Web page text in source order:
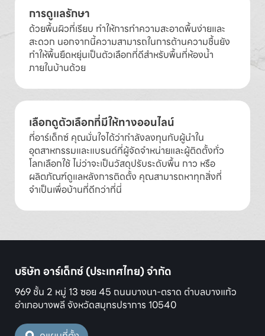
การดูแลรักษา
ด้วยพื้นผิวที่เรียบ ทำให้การทำความสะอาดพื้นง่ายและ
สะดวก นอกจากนี้ความสามารถในการต้านความชื้นยัง
ทำให้พื้นยืดหยุ่นเป็นตัวเลือกที่ดีสำหรับพื้นที่ห้องน้ำ
ภายในบ้านด้วย
เลือกดูตัวเลือกที่มีให้ทางออนไลน์
ที่อาร์เด็กซ์ คุณมั่นใจได้ว่ากำลังลงทุนกับผู้นำใน
อุตสาหกรรมและแบรนด์ที่ผู้จัดจำหน่ายและผู้ติดตั้งทั่ว
โลกเลือกใช้ ไม่ว่าจะเป็นวัสดุปรับระดับพื้น กาว หรือ
ผลิตภัณฑ์ดูแลหลังการติดตั้ง คุณสามารถหาทุกสิ่งที่
จำเป็นเพื่อบ้านที่ดีกว่าที่นี่
บริษัท อาร์เด็กซ์ (ประเทศไทย) จำกัด
969 ชั้น 2 หมู่ 13 ซอย 45 ถนนบางนา-ตราด ตำบลบางแก้ว
อำเภอบางพลี จังหวัดสมุทรปราการ 10540